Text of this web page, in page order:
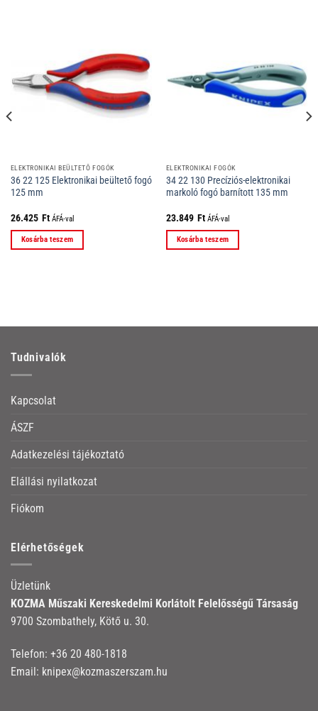
ELEKTRONIKAI BEÜLTETŐ FOGÓK
36 22 125 Elektronikai beültető fogó
125 mm
26.425 Ft ÁFÁ-val
Kosárba teszem
ELEKTRONIKAI FOGÓK
34 22 130 Precíziós-elektronikai
markoló fogó barnított 135 mm
23.849 Ft ÁFÁ-val
Kosárba teszem
Tudnivalók
Kapcsolat
ÁSZF
Adatkezelési tájékoztató
Elállási nyilatkozat
Fiókom
Elérhetőségek
Üzletünk
KOZMA Műszaki Kereskedelmi Korlátolt Felelősségű Társaság
9700 Szombathely, Kötő u. 30.
Telefon: +36 20 480-1818
Email: knipex@kozmaszerszam.hu